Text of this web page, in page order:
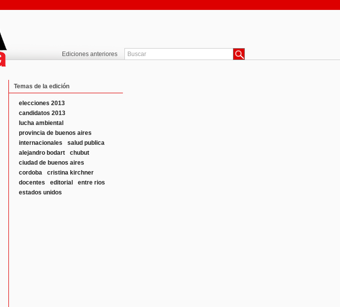
Ediciones anteriores
Temas de la edición
elecciones 2013
candidatos 2013
lucha ambiental
provincia de buenos aires
internacionales
salud publica
alejandro bodart
chubut
ciudad de buenos aires
cordoba
cristina kirchner
docentes
editorial
entre rios
estados unidos